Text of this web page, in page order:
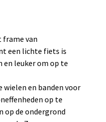
frame van
een lichte fiets is
leuker om op te
en banden voor
op te
op de ondergrond